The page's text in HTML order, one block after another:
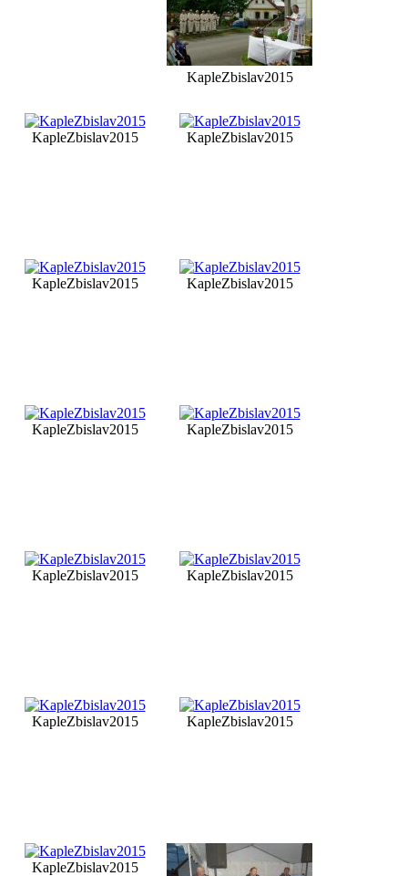
KapleZbislav2015
KapleZbislav2015 KapleZbislav2015
KapleZbislav2015 KapleZbislav2015
KapleZbislav2015 KapleZbislav2015
KapleZbislav2015 KapleZbislav2015
KapleZbislav2015 KapleZbislav2015
KapleZbislav2015